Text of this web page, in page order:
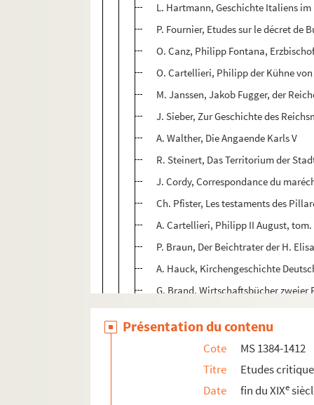
L. Hartmann, Geschichte Italiens im
P. Fournier, Etudes sur le décret de
O. Canz, Philipp Fontana,
O. Cartellieri, Philipp der Kühne
M. Janssen, Jakob Fugger, der
J. Sieber, Zur Geschichte des
A. Walther, Die Angaende Karls V
R. Steinert, Das Territorium der
J. Cordy, Correspondance du
Ch. Pfister, Les testaments des
A. Cartellieri, Philipp II August,
P. Braun, Der Beichtrater der H.
A. Hauck, Kirchengeschichte
G. Brand, Wirtschaftsbücher zweier
K. Holl, Luther und das
N. Jorga, Geschichte des
J. François, L'Eglise et la sorcellerie
A. Meyer, Relations d'Erasme et
K. Zickendraht, Der Streit zwischen
Présentation du contenu
Cote
MS 1384-1412
Titre
Etudes
Date
fin du XIXe